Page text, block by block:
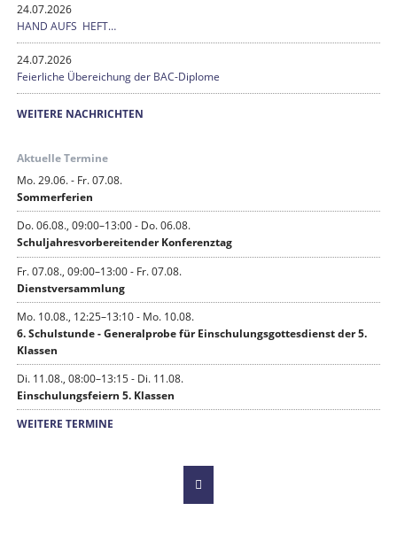
24.07.2026
HAND AUFS HEFT…
24.07.2026
Feierliche Übereichung der BAC-Diplome
WEITERE NACHRICHTEN
Aktuelle Termine
Mo. 29.06. - Fr. 07.08.
Sommerferien
Do. 06.08., 09:00–13:00 - Do. 06.08.
Schuljahresvorbereitender Konferenztag
Fr. 07.08., 09:00–13:00 - Fr. 07.08.
Dienstversammlung
Mo. 10.08., 12:25–13:10 - Mo. 10.08.
6. Schulstunde - Generalprobe für Einschulungsgottesdienst der 5.
Klassen
Di. 11.08., 08:00–13:15 - Di. 11.08.
Einschulungsfeiern 5. Klassen
WEITERE TERMINE